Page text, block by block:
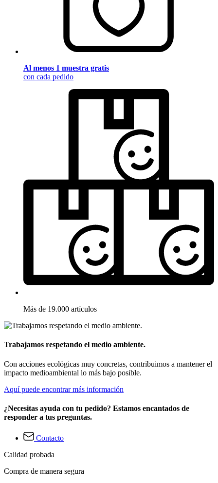
Al menos 1 muestra gratis
con cada pedido
Más de 19.000 artículos
Trabajamos respetando el medio ambiente.
Con acciones ecológicas muy concretas, contribuimos a mantener el
impacto medioambiental lo más bajo posible.
Aquí puede encontrar más información
¿Necesitas ayuda con tu pedido? Estamos encantados de
responder a tus preguntas.
Contacto
Calidad probada
Compra de manera segura